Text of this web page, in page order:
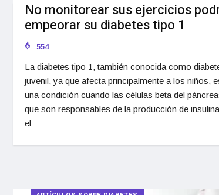
No monitorear sus ejercicios
empeorar su diabetes tipo 1
554
La diabetes tipo 1, también conocida como
juvenil, ya que afecta principalmente a los niños,
una condición cuando las células beta del
que son responsables de la producción de
el